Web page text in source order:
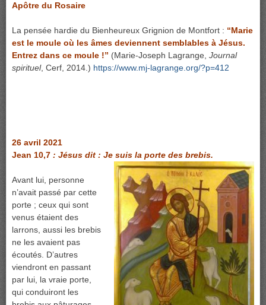
Apôtre du Rosaire
La pensée hardie du Bienheureux Grignion de Montfort : “Marie
est le moule où les âmes deviennent semblables à Jésus.
Entrez dans ce moule !” (Marie-Joseph Lagrange, Journal
spirituel, Cerf, 2014.) https://www.mj-lagrange.org/?p=412
26 avril 2021
Jean 10,7 : Jésus dit : Je suis la porte des brebis.
Avant lui, personne
n’avait passé par cette
porte ; ceux qui sont
venus étaient des
larrons, aussi les brebis
ne les avaient pas
écoutés. D’autres
viendront en passant
par lui, la vraie porte,
qui conduiront les